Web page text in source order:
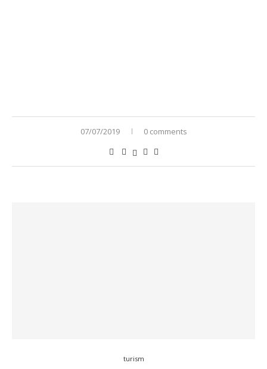
07/07/2019 0 comments
turism